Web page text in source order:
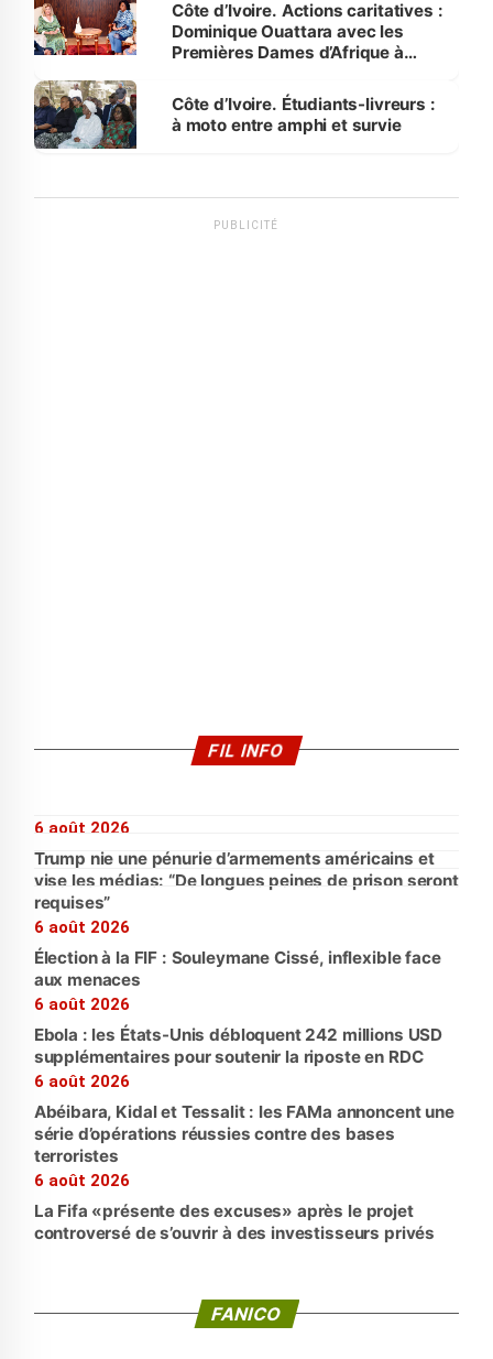
Côte d’Ivoire. Actions caritatives :
Dominique Ouattara avec les
Premières Dames d’Afrique à
Côte d’Ivoire. Étudiants-livreurs :
à moto entre amphi et survie
PUBLICITÉ
FIL INFO
6 août 2026
Trump nie une pénurie d’armements américains et
vise les médias: “De longues peines de prison seront
requises”
6 août 2026
Élection à la FIF : Souleymane Cissé, inflexible face
aux menaces
6 août 2026
Ebola : les États-Unis débloquent 242 millions USD
supplémentaires pour soutenir la riposte en RDC
6 août 2026
Abéibara, Kidal et Tessalit : les FAMa annoncent une
série d’opérations réussies contre des bases
terroristes
6 août 2026
La Fifa «présente des excuses» après le projet
controversé de s’ouvrir à des investisseurs privés
FANICO